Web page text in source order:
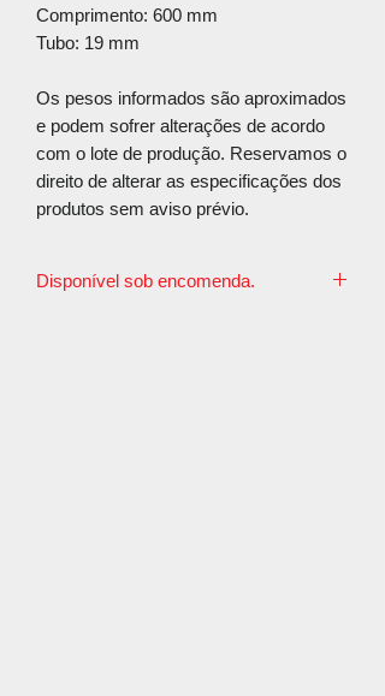
Comprimento: 600 mm
Tubo: 19 mm
Os pesos informados são aproximados
e podem sofrer alterações de acordo
com o lote de produção. Reservamos o
direito de alterar as especificações dos
produtos sem aviso prévio.
Disponível sob encomenda.